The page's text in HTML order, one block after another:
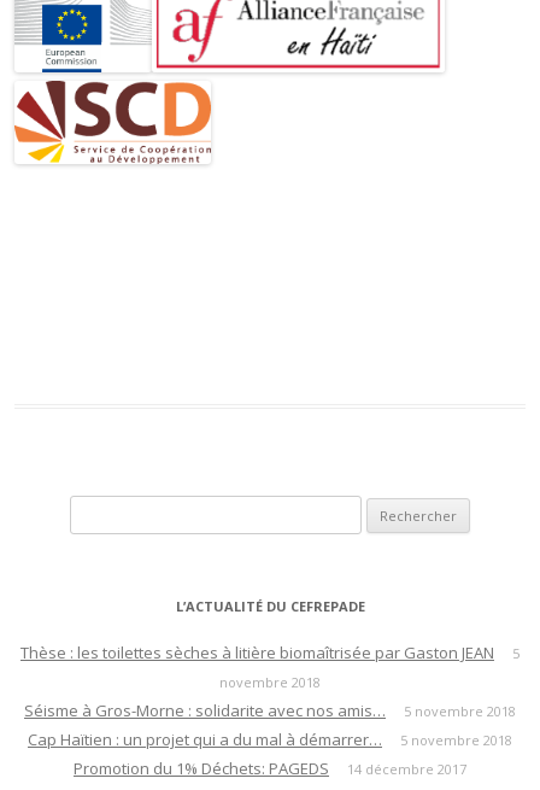
L’ACTUALITÉ DU CEFREPADE
Thèse : les toilettes sèches à litière biomaîtrisée par Gaston JEAN
5
novembre 2018
Séisme à Gros-Morne : solidarite avec nos amis… 5 novembre 2018
Cap Haïtien : un projet qui a du mal à démarrer… 5 novembre 2018
Promotion du 1% Déchets: PAGEDS 14 décembre 2017